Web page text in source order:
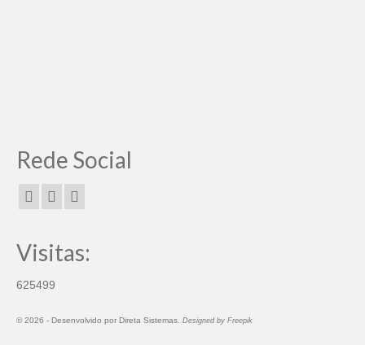
Rede Social
Visitas:
625499
© 2026 - Desenvolvido por Direta Sistemas. Designed by Freepik